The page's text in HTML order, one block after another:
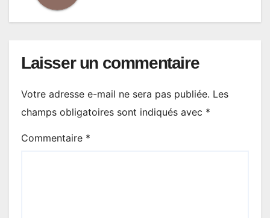
Laisser un commentaire
Votre adresse e-mail ne sera pas publiée. Les
champs obligatoires sont indiqués avec *
Commentaire *